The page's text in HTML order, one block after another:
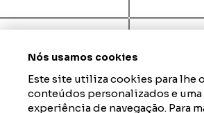
Nós usamos cookies
Este site utiliza cookies para lhe
conteúdos personalizados e
experiência de navegação. Para